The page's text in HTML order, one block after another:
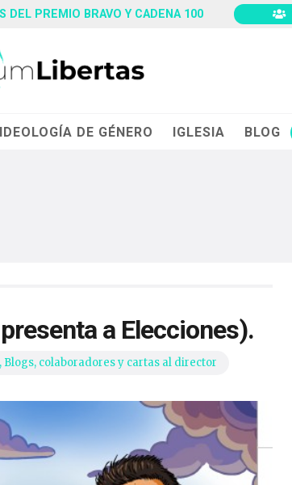
DEL PREMIO BRAVO Y CADENA 100
IDEOLOGÍA DE GÉNERO IGLESIA BLOG
a Elecciones).
Blogs, colaboradores y cartas al director